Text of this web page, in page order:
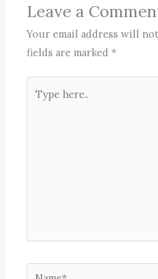
Leave a
Your email address will
fields are marked*
here..
Name*